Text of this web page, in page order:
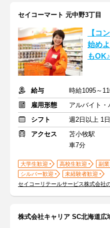
セイコーマート 元中野3丁目
【コ
始め
も
給与
時給1095～
雇用形態
アルバイト・
シフト
週2日以上 1
アクセス
苫小牧駅
車7分
大学生歓迎 高校生歓迎
副
シルバー歓迎
未経験者歓迎
セイコーリテールサービス株式会社
株式会社キャリア SC北海道広